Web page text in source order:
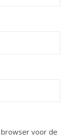
browser voor de